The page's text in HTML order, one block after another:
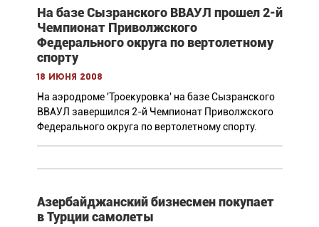
На базе Сызранского ВВАУЛ прошел 2-й
Чемпионат Приволжского
Федерального округа по вертолетному
спорту
18 июня 2008
На аэродроме 'Троекуровка' на базе Сызранского
ВВАУЛ завершился 2-й Чемпионат Приволжского
Федерального округа по вертолетному спорту.
Азербайджанский бизнесмен покупает
в Турции самолеты